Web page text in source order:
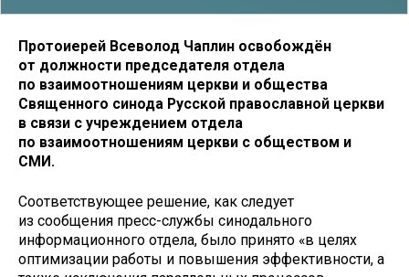
Протоиерей Всеволод Чаплин освобождён
от должности председателя отдела
по взаимоотношениям церкви и общества
Священного синода Русской православной церкви
в связи с учреждением отдела
по взаимоотношениям церкви с обществом и
СМИ.
Соответствующее решение, как следует
из сообщения пресс-службы синодального
информационного отдела, было принято «в целях
оптимизации работы и повышения эффективности, а